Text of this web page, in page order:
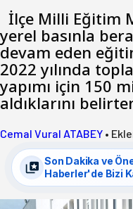
İlçe Milli Eğitim
yerel basınla
devam eden
2022 yılında
yapımı için 150
aldıklarını
Cemal Vural ATABEY •
Son Dakika ve
Haberler'de Bizi